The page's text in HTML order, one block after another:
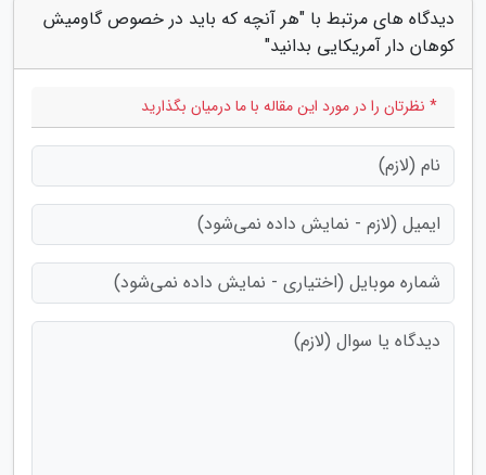
دیدگاه های مرتبط با "هر آنچه که باید در خصوص گاومیش
کوهان دار آمریکایی بدانید"
* نظرتان را در مورد این مقاله با ما درمیان بگذارید